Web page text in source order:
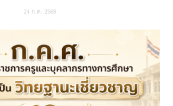
24 ก.ค. 2569